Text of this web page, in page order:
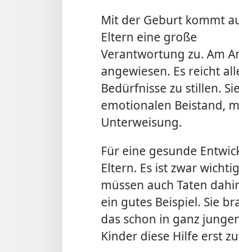
Mit der Geburt kommt
Eltern eine große
Verantwortung zu. Am
angewiesen. Es reicht
Bedürfnisse zu stillen.
emotionalen Beistand,
Unterweisung.
Für eine gesunde
Eltern. Es ist zwar
müssen auch Taten
ein gutes Beispiel. Sie
das schon in ganz
Kinder diese Hilfe erst